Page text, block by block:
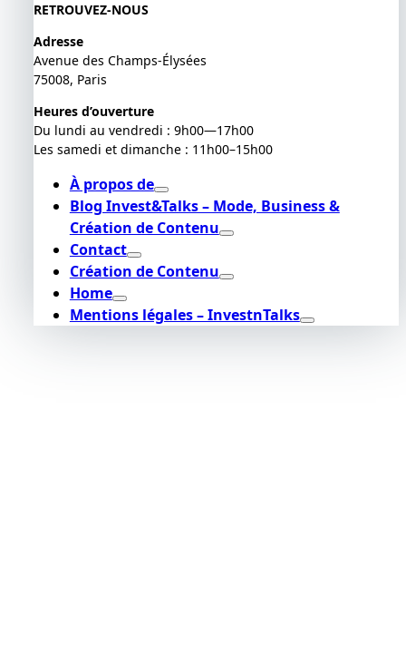
RETROUVEZ-NOUS
Adresse
Avenue des Champs-Élysées
75008, Paris
Heures d’ouverture
Du lundi au vendredi : 9h00—17h00
Les samedi et dimanche : 11h00–15h00
À propos de
Blog Invest&Talks – Mode, Business &
Création de Contenu
Contact
Création de Contenu
Home
Mentions légales – InvestnTalks